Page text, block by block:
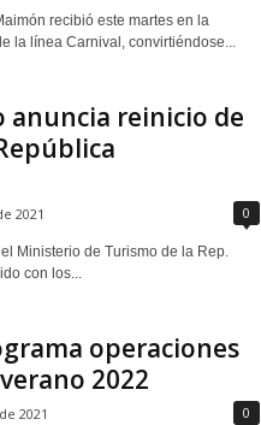
recibió este martes en la
la línea Carnival, convirtiéndose...
anuncia reinicio de
2021 0
Ministerio de Turismo de la Rep.
con los...
operaciones
2022
2021 0